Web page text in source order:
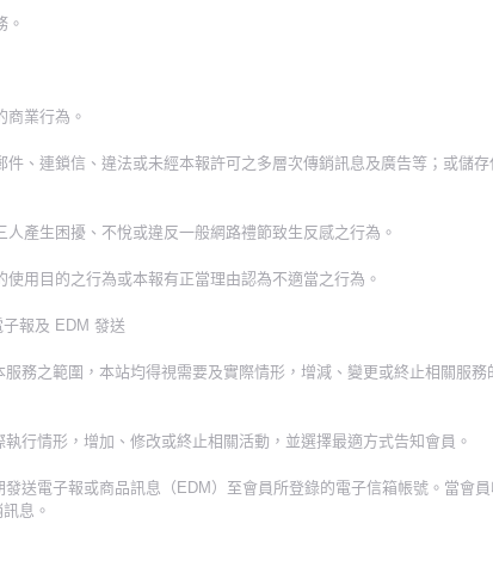
。
商業行為。
件、連鎖信、違法或未經本報許可之多層次傳銷訊息及廣告等；或儲
人產生困擾、不悅或違反一般網路禮節致生反感之行為。
使用目的之行為或本報有正當理由認為不適當之行為。
報及 EDM 發送
務之範圍，本站均得視需要及實際情形，增減、變更或終止相關服
行情形，增加、修改或終止相關活動，並選擇最適方式告知會員。
送電子報或商品訊息（EDM）至會員所登錄的電子信箱帳號。當會
息。